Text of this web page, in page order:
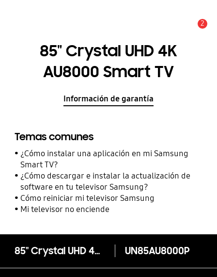
2
85" Crystal UHD 4K
AU8000 Smart TV
Información de garantía
Temas comunes
¿Cómo instalar una aplicación en mi Samsung
Smart TV?
¿Cómo descargar e instalar la actualización de
software en tu televisor Samsung?
Cómo reiniciar mi televisor Samsung
Mi televisor no enciende
85" Crystal UHD 4K AU8000 Smart TV UN85AU8000P